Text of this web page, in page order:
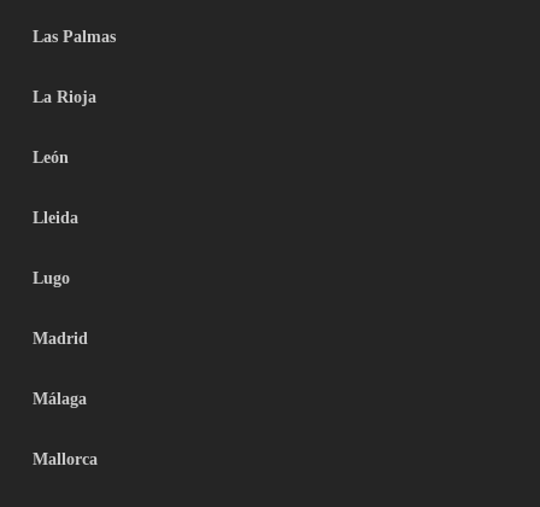
Las Palmas
La Rioja
León
Lleida
Lugo
Madrid
Málaga
Mallorca